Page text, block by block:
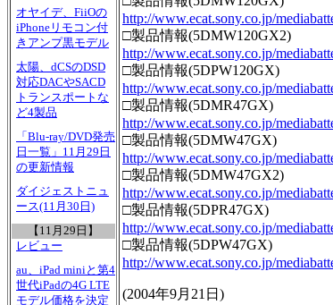
オヤイデ、FiiOの
iPhoneリモコン付
きアンプ黒モデル
太陽、dCSのDSD
対応DACやSACD
トランスポートな
ど4製品
「Blu-ray/DVD発売
日一覧」11月29日
の更新情報
ダイジェストニュ
ース(11月30日)
【11月29日】
レビュー
au、iPad miniと第4
世代iPadの4G LTE
モデル価格を決定
http://www.ecat.sony.co.jp/
□製品情報(5DMW120GX2)
http://www.ecat.sony.co.jp/
□製品情報(5DPW120GX)
http://www.ecat.sony.co.jp/
□製品情報(5DMR47GX)
http://www.ecat.sony.co.jp/
□製品情報(5DMW47GX)
http://www.ecat.sony.co.jp/
□製品情報(5DMW47GX2)
http://www.ecat.sony.co.jp/
□製品情報(5DPR47GX)
http://www.ecat.sony.co.jp/
□製品情報(5DPW47GX)
http://www.ecat.sony.co.jp/
(2004年9月21日 )